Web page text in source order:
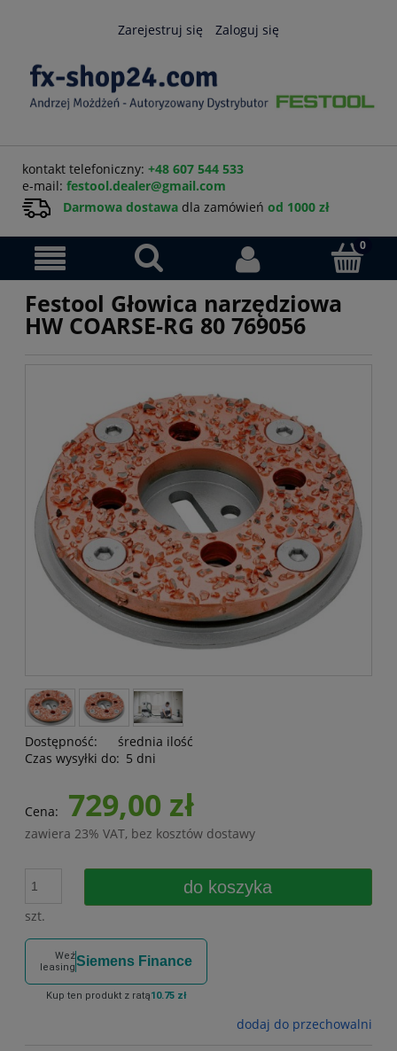
Zarejestruj się Zaloguj się
kontakt telefoniczny: +48 607 544 533
e-mail: festool.dealer@gmail.com
Darmowa dostawa dla zamówień od 1000 zł
Festool Głowica narzędziowa
HW COARSE-RG 80 769056
Dostępność:
średnia ilość
Czas wysyłki do: 5 dni
Cena: 729,00 zł
zawiera 23% VAT, bez kosztów dostawy
szt.
do koszyka
Weź
leasingSiemens Finance
Kup ten produkt z ratą10.75 zł
dodaj do przechowalni